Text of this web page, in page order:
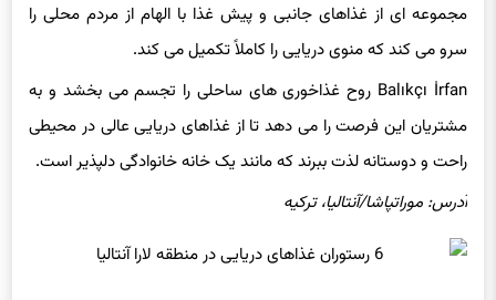
مجموعه ای از غذاهای جانبی و پیش غذا با الهام از مردم محلی را
سرو می کند که منوی دریایی را کاملاً تکمیل می کند.
Balıkçı İrfan روح غذاخوری های ساحلی را تجسم می بخشد و به
مشتریان این فرصت را می دهد تا از غذاهای دریایی عالی در محیطی
راحت و دوستانه لذت ببرند که مانند یک خانه خانوادگی دلپذیر است.
آدرس: موراتپاشا/آنتالیا، ترکیه